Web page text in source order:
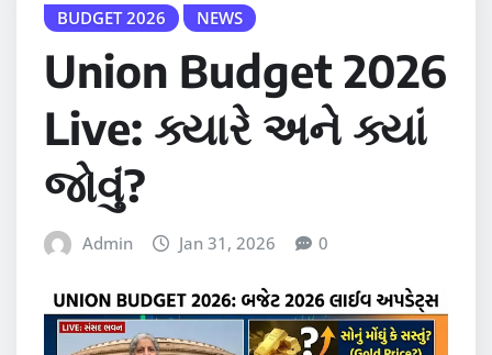
BUDGET 2026 NEWS
Union Budget 2026
Live: ક્યારે અને ક્યાં
જોવું?
Admin Jan 31, 2026 0